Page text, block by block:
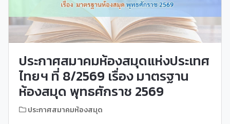
ประกาศสมาคมห้องสมุดแห่งประเทศ
ไทยฯ ที่ 8/2569 เรื่อง มาตรฐาน
ห้องสมุด พุทธศักราช 2569
ประกาศสมาคมห้องสมุด